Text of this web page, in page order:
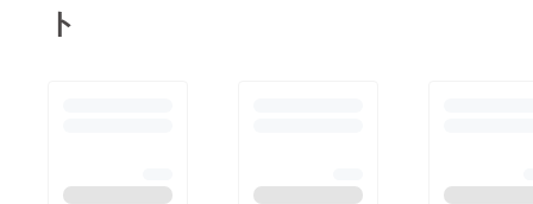
自由出演:
ト